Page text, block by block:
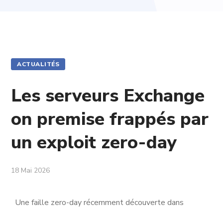
ACTUALITÉS
Les serveurs Exchange
on premise frappés par
un exploit zero-day
18 Mai 2026
Une faille zero-day récemment découverte dans